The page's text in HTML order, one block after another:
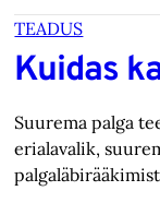
TEADUS
Kuidas
Suurema palga
erialavalik,